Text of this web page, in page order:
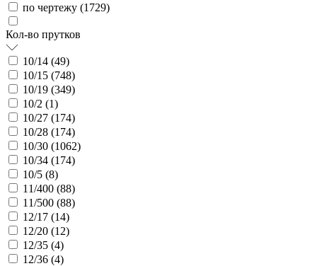
по чертежу (1729)
Кол-во прутков
10/14 (49)
10/15 (748)
10/19 (349)
10/2 (1)
10/27 (174)
10/28 (174)
10/30 (1062)
10/34 (174)
10/5 (8)
11/400 (88)
11/500 (88)
12/17 (14)
12/20 (12)
12/35 (4)
12/36 (4)